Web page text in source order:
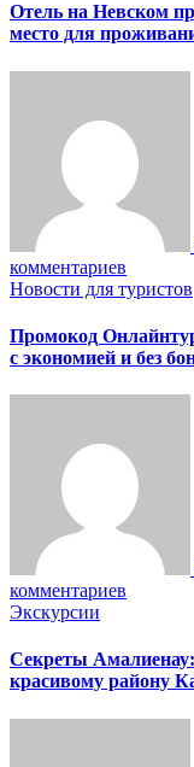
Отель на Невском
место для
комментариев
Новости для туристов
Промокод
с экономией и без
комментариев
Экскурсии
Секреты
красивому району